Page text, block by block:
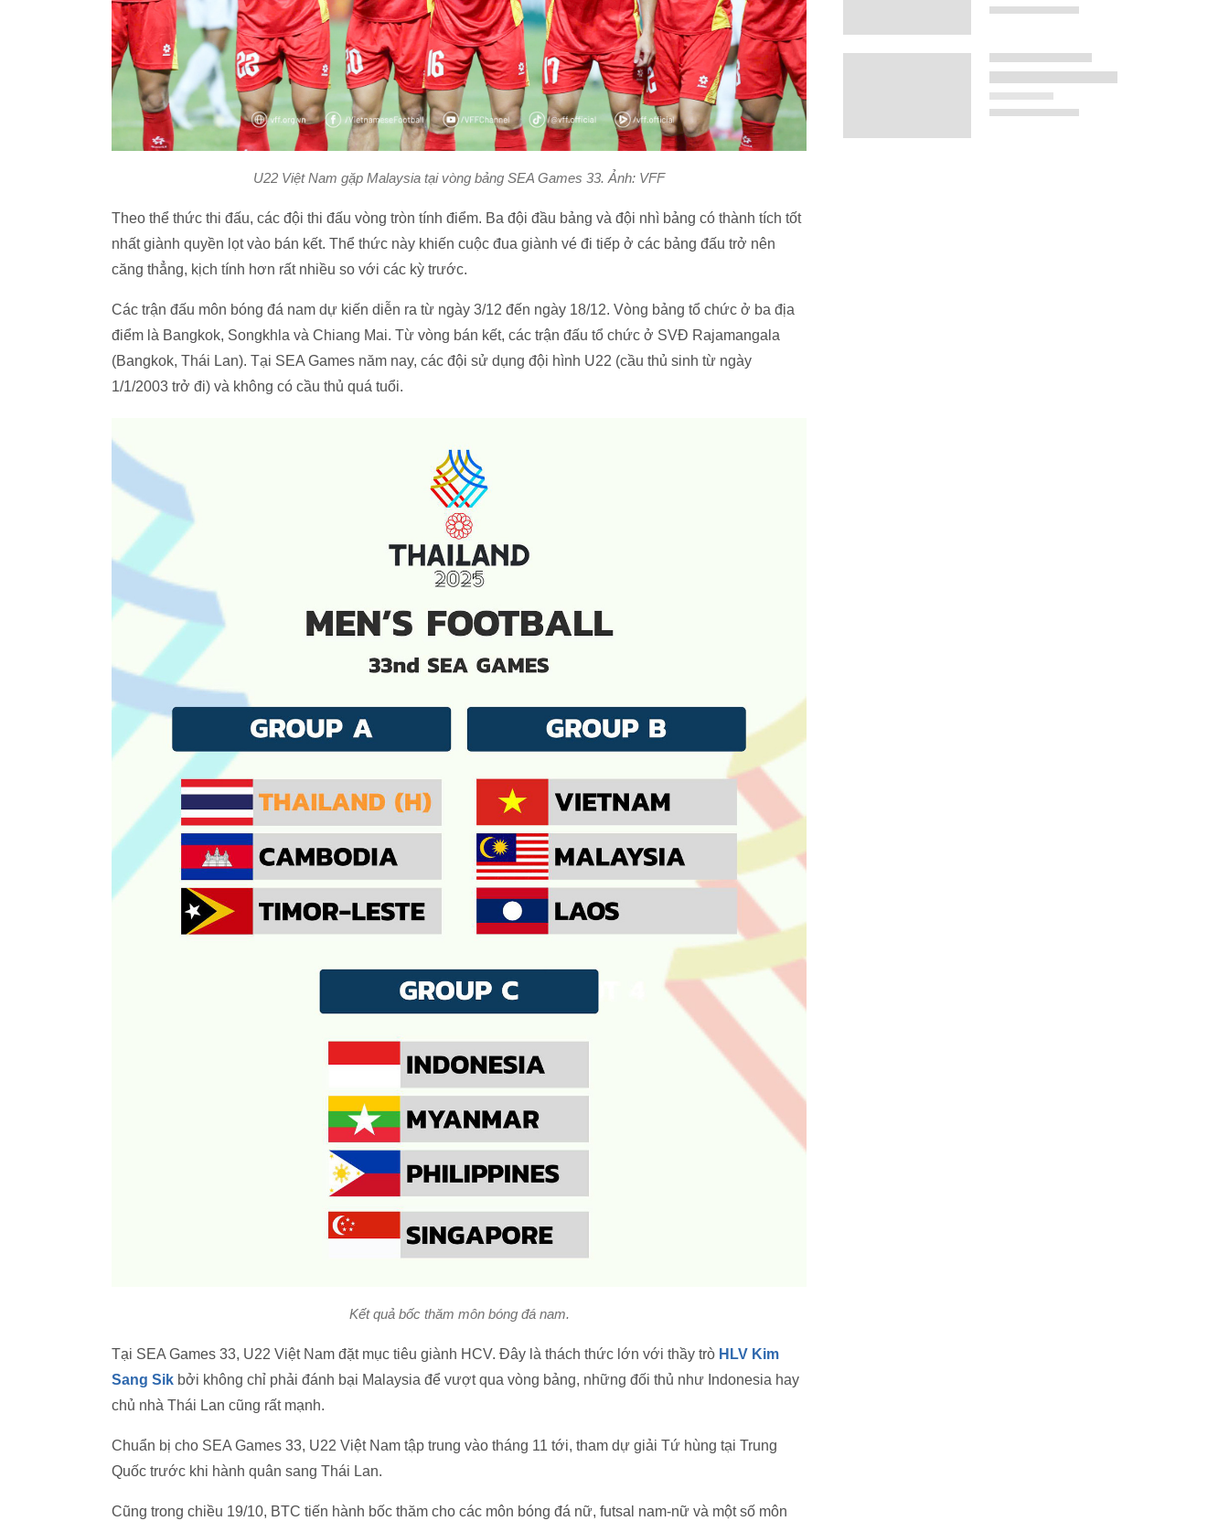
U22 Việt Nam gặp Malaysia tại vòng bảng SEA Games 33. Ảnh: VFF
Theo thể thức thi đấu, các đội thi đấu vòng tròn tính điểm. Ba đội đầu bảng và đội nhì bảng có thành tích tốt
nhất giành quyền lọt vào bán kết. Thể thức này khiến cuộc đua giành vé đi tiếp ở các bảng đấu trở nên
căng thẳng, kịch tính hơn rất nhiều so với các kỳ trước.
Các trận đấu môn bóng đá nam dự kiến diễn ra từ ngày 3/12 đến ngày 18/12. Vòng bảng tổ chức ở ba địa
điểm là Bangkok, Songkhla và Chiang Mai. Từ vòng bán kết, các trận đấu tổ chức ở SVĐ Rajamangala
(Bangkok, Thái Lan). Tại SEA Games năm nay, các đội sử dụng đội hình U22 (cầu thủ sinh từ ngày
1/1/2003 trở đi) và không có cầu thủ quá tuổi.
Kết quả bốc thăm môn bóng đá nam.
Tại SEA Games 33, U22 Việt Nam đặt mục tiêu giành HCV. Đây là thách thức lớn với thầy trò HLV Kim
Sang Sik bởi không chỉ phải đánh bại Malaysia để vượt qua vòng bảng, những đối thủ như Indonesia hay
chủ nhà Thái Lan cũng rất mạnh.
Chuẩn bị cho SEA Games 33, U22 Việt Nam tập trung vào tháng 11 tới, tham dự giải Tứ hùng tại Trung
Quốc trước khi hành quân sang Thái Lan.
Cũng trong chiều 19/10, BTC tiến hành bốc thăm cho các môn bóng đá nữ, futsal nam-nữ và một số môn